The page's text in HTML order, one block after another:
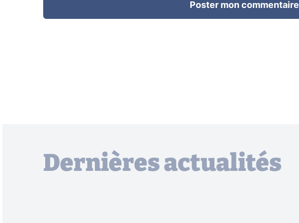
Poster mon commentaire
Dernières actualités